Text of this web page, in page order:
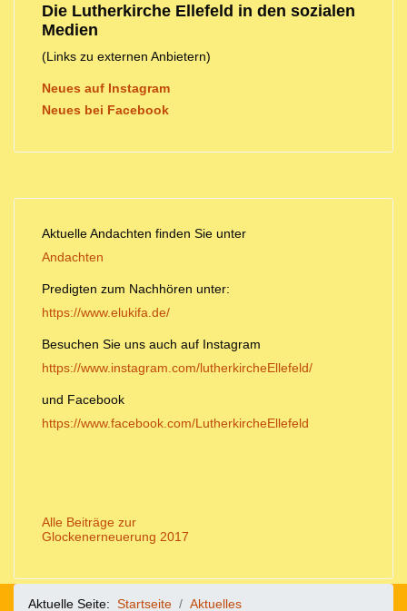
Die Lutherkirche Ellefeld in den sozialen
Medien
(Links zu externen Anbietern)
Neues auf Instagram
Neues bei Facebook
Aktuelle Andachten finden Sie unter
Andachten
Predigten zum Nachhören unter:
https://www.elukifa.de/
Besuchen Sie uns auch auf Instagram
https://www.instagram.com/lutherkircheEllefeld/
und Facebook
https://www.facebook.com/LutherkircheEllefeld
Alle Beiträge zur
Glockenerneuerung 2017
Aktuelle Seite: Startseite Aktuelles